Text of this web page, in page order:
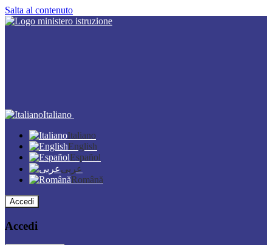
Salta al contenuto
Italiano
Italiano
English
Español
عربى
Română
Accedi
Accedi